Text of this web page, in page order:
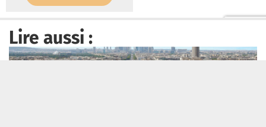
Lire aussi :